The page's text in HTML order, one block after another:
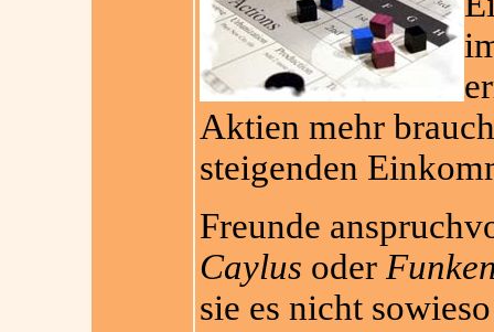
Aktien mehr
steigenden
Freunde
Caylus oder
sie es nicht